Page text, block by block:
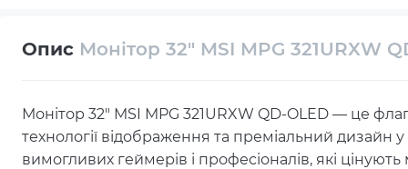
Опис Монітор 32" MSI MPG 321URXW
Монітор 32" MSI MPG 321URXW QD-OLED — це
технології відображення та преміальний дизайн
вимогливих геймерів і професіоналів, які